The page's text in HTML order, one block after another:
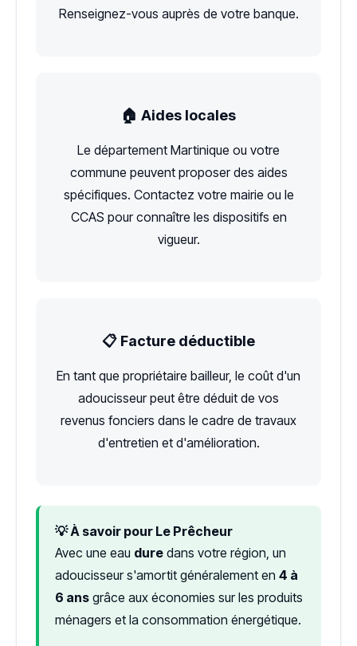
Renseignez-vous auprès de votre banque.
🏠 Aides locales
Le département Martinique ou votre
commune peuvent proposer des aides
spécifiques. Contactez votre mairie ou le
CCAS pour connaître les dispositifs en
vigueur.
📋 Facture déductible
En tant que propriétaire bailleur, le coût d'un
adoucisseur peut être déduit de vos
revenus fonciers dans le cadre de travaux
d'entretien et d'amélioration.
💡 À savoir pour Le Prêcheur
Avec une eau dure dans votre région, un
adoucisseur s'amortit généralement en 4 à
6 ans grâce aux économies sur les produits
ménagers et la consommation énergétique.